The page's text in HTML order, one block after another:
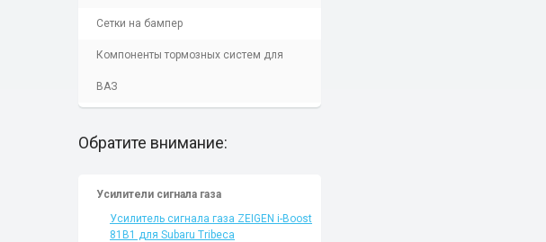
Сетки на бампер
Компоненты тормозных систем для
ВАЗ
Обратите внимание:
Усилители сигнала газа
Усилитель сигнала газа ZEIGEN i-Boost
81B1 для Subaru Tribeca